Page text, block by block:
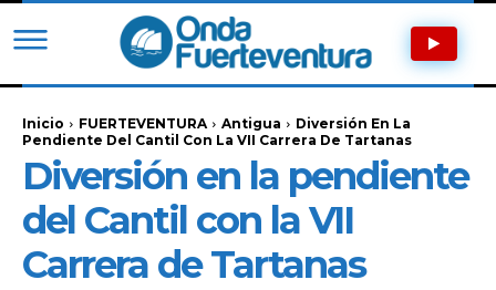
Inicio FUERTEVENTURA Antigua
Diversión En La
Pendiente Del Cantil Con La VII Carrera De Tartanas
Diversión en la pendiente
del Cantil con la VII
Carrera de Tartanas